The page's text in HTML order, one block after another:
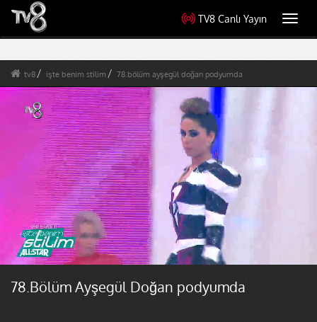
TV8 Canlı Yayın
tv8 işte benim stilim 78.bölüm ayşegül doğan podyumda
78.Bölüm Ayşegül Doğan podyumda